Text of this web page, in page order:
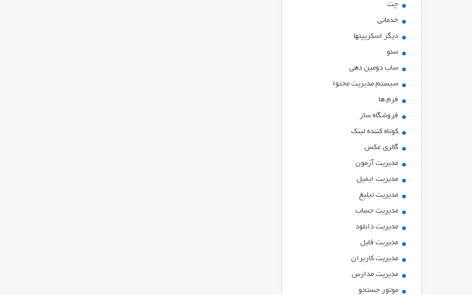
چت
خدماتی
ديگر اسكريپتها
سئو
ساب دومین دهی
سیستم مدیریت محتوا
فرم ها
فروشگاه ساز
کوتاه کننده لینک
گالری عکس
مدیریت آزمون
مدیریت ایمیل
مدیریت تبلیغ
مدیریت حساب
مدیریت دانلود
مدیریت فایل
مدیریت کاربران
مدیریت مدارس
موتور جستجو